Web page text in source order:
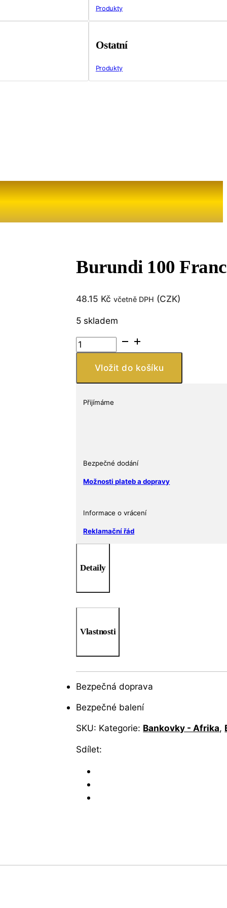
Produkty
Ostatní
Produkty
Burundi 100
48.15 Kč včetně DPH (CZK)
5 skladem
Burundi
100
FrancsVložit do košíku
Přijímáme
Bezpečné dodání
Možnosti plateb a dopravy
Informace o vrácení
Reklamační řád
Detaily
Vlastnosti
Bezpečná doprava
Bezpečné balení
SKU: Kategorie: Bankovky - Afrika,
Sdílet: